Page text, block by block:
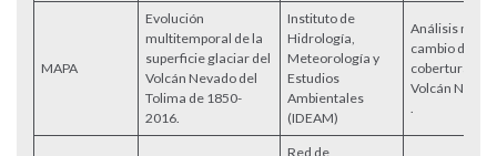
MAPA
Evolución
multitemporal de la
superficie glaciar del
Volcán Nevado del
Tolima de 1850-
2016.
Instituto de
Hidrología,
Meteorología y
Estudios
Ambientales
(IDEAM)
Análisis
cambio del
cobertura
Volcán
.
Red de